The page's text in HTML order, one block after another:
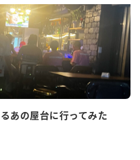
あの屋台に行ってみた